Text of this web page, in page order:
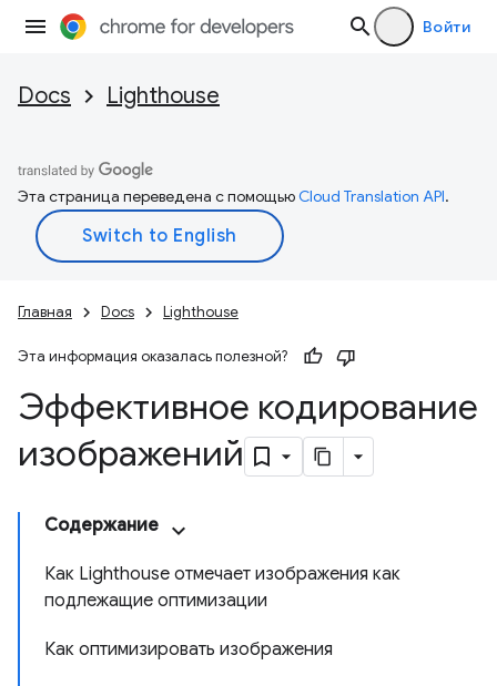
Войти
Docs Lighthouse
Эта страница переведена с помощьюCloud Translation API.
Главная Docs Lighthouse
Эта информация оказалась полезной?
Эффективное кодирование
изображений
Содержание
Как Lighthouse отмечает изображения как
подлежащие оптимизации
Как оптимизировать изображения